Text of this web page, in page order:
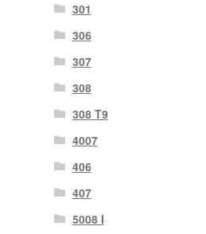
301
306
307
308
308 T9
4007
406
407
5008 I